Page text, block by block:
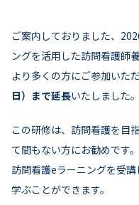
ご案内しておりました、
ングを活用した訪問看護師
より多くの方にご参加いた
日）まで延長いたしました。
この研修は、訪問看護を目
て間もない方にお勧めです。
訪問看護eラーニングを受
学ぶことができます。